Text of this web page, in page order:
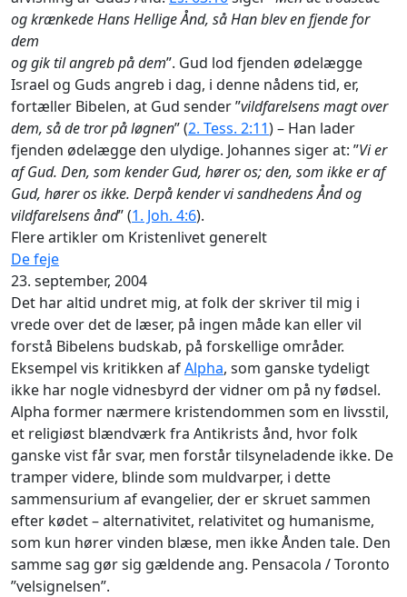
og krænkede Hans Hellige Ånd, så Han blev en fjende for
dem
og gik til angreb på dem”. Gud lod fjenden ødelægge
Israel og Guds angreb i dag, i denne nådens tid, er,
fortæller Bibelen, at Gud sender ”vildfarelsens magt over
dem, så de tror på løgnen” (2. Tess. 2:11) – Han lader
fjenden ødelægge den ulydige. Johannes siger at: ”Vi er
af Gud. Den, som kender Gud, hører os; den, som ikke er af
Gud, hører os ikke. Derpå kender vi sandhedens Ånd og
vildfarelsens ånd” (1. Joh. 4:6).
Flere artikler om Kristenlivet generelt
De feje
23. september, 2004
Det har altid undret mig, at folk der skriver til mig i
vrede over det de læser, på ingen måde kan eller vil
forstå Bibelens budskab, på forskellige områder.
Eksempel vis kritikken afAlpha, som ganske tydeligt
ikke har nogle vidnesbyrd der vidner om på ny fødsel.
Alpha former nærmere kristendommen som en livsstil,
et religiøst blændværk fra Antikrists ånd, hvor folk
ganske vist får svar, men forstår tilsyneladende ikke. De
tramper videre, blinde som muldvarper, i dette
sammensurium af evangelier, der er skruet sammen
efter kødet – alternativitet, relativitet og humanisme,
som kun hører vinden blæse, men ikke Ånden tale. Den
samme sag gør sig gældende ang. Pensacola / Toronto
”velsignelsen”.